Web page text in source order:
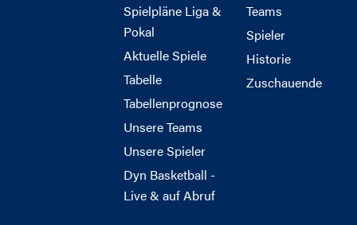
Spielpläne Liga &
Pokal
Aktuelle Spiele
Tabelle
Tabellenprognose
Unsere Teams
Unsere Spieler
Dyn Basketball -
Live & auf Abruf
Teams
Spieler
Historie
Zuschauende